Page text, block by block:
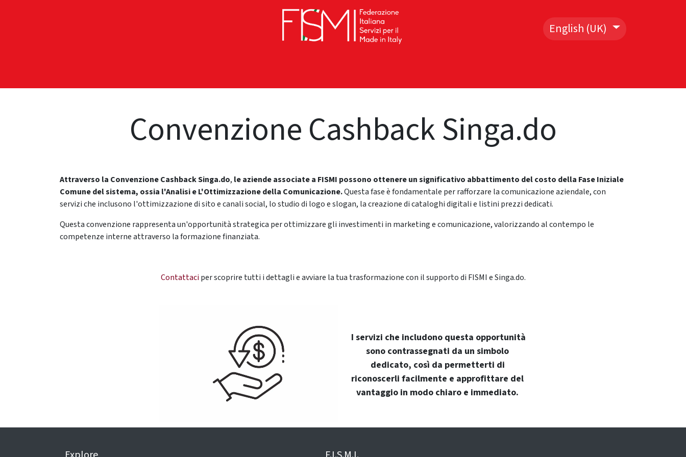
English (UK)
Convenzione Cashback Singa.do
Attraverso la Convenzione Cashback Singa.do, le aziende associate a FISMI possono ottenere un significativo abbattimento del costo della Fase Iniziale
Comune del sistema, ossia l'Analisi e L'Ottimizzazione della Comunicazione.Questa fase è fondamentale per rafforzare la comunicazione aziendale, con
servizi che inclusono l'ottimizzazione di sito e canali social, lo studio di logo e slogan, la creazione di cataloghi digitali e listini prezzi dedicati.
Questa convenzione rappresenta un'opportunità strategica per ottimizzare gli investimenti in marketing e comunicazione, valorizzando al contempo le
competenze interne attraverso la formazione finanziata.
Contattaciper scoprire tutti i dettagli e avviare la tua trasformazione con il supporto di FISMI e Singa.do.
I servizi che includono questa opportunità
sono contrassegnati da un simbolo
dedicato, così da permetterti di
riconoscerli facilmente e approfittare del
vantaggio in modo chiaro e immediato.